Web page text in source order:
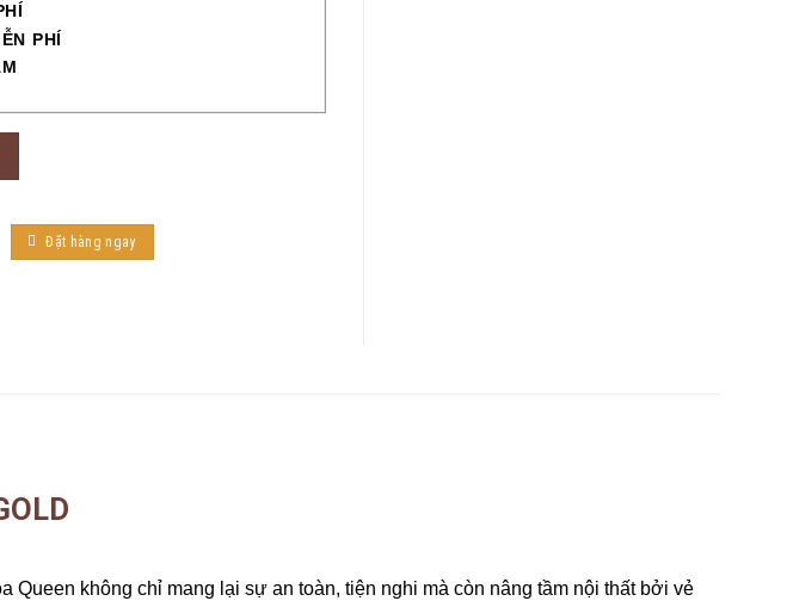
PHÍ
PVD GOLD quantity
Đặt hàng ngay
không chỉ mang lại sự an toàn, tiện nghi mà còn nâng tầm nội thất bởi vẻ